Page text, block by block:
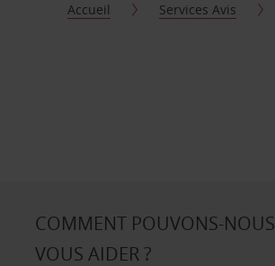
Accueil Services Avis
COMMENT POUVONS-NOUS
VOUS AIDER ?